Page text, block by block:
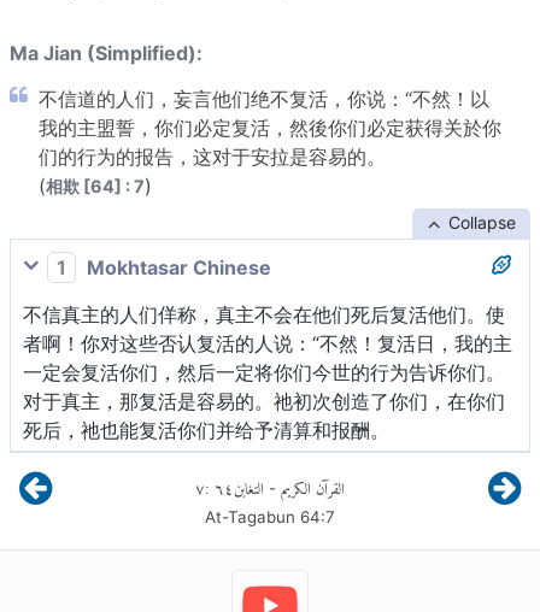
Ma Jian (Simplified):
不信道的人们，妄言他们绝不复活，你说：“不然！以
我的主盟誓，你们必定复活，然後你们必定获得关於你
们的行为的报告，这对于安拉是容易的。
(相欺 [64] : 7)
Collapse
1
Mokhtasar Chinese
不信真主的人们佯称，真主不会在他们死后复活他们。使
者啊！你对这些否认复活的人说：“不然！复活日，我的主
一定会复活你们，然后一定将你们今世的行为告诉你们。
对于真主，那复活是容易的。祂初次创造了你们，在你们
死后，祂也能复活你们并给予清算和报酬。
القرآن الكريم - التغابن٦٤:٧
At-Tagabun 64:7